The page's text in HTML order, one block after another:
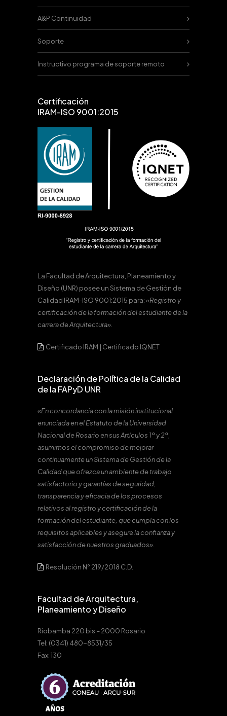
A&P Continuidad
Soporte
Instructivo programa de soporte remoto
Certificación
IRAM-ISO 9001:2015
La Facultad de Arquitectura, Planeamiento y
Diseño (UNR) posee un Sistema de Gestión de
Calidad IRAM-ISO 9001:2015 para:«Registro y
certificación de la formación del estudiante de la
carrera de Arquitectura».
Certificado IRAM | Certificado IQNET
Declaración de Política de la Calidad
de la FAPyD UNR
«En concordancia con la misión institucional
enunciada en el Estatuto de la Universidad
Nacional de Rosario en sus Artículos 1º y 2º,
asumimos el compromiso de mejorar
continuamente un Sistema de Gestión de la
Calidad que ofrezca un ambiente de trabajo
satisfactorio y garantías de seguridad,
transparencia y eficacia de los procesos
relativos al registro y certificación de la
formación del estudiante, que cumpla con los
requisitos aplicables y asegure la confianza y
satisfacción de nuestros graduados».
Resolución N° 219/2018 C.D.
Facultad de Arquitectura,
Planeamiento y Diseño
Riobamba 220 bis – 2000 Rosario
Tel: (0341) 480-8531/35
Fax: 130